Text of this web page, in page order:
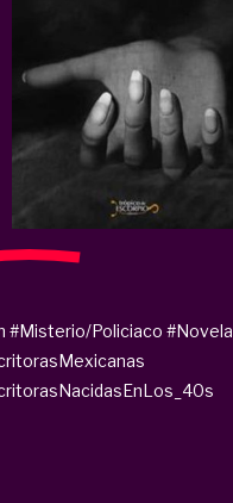
#Misterio/Policiaco #Novela